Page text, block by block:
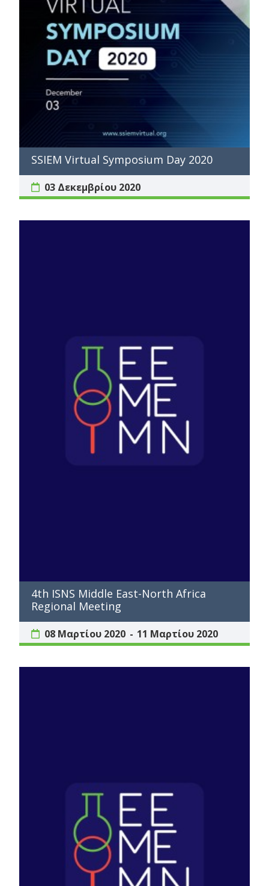
SSIEM Virtual Symposium Day 2020
03 Δεκεμβρίου 2020
4th ISNS Middle East-North Africa
Regional Meeting
08 Μαρτίου 2020 11 Μαρτίου 2020